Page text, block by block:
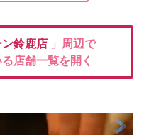
鈴鹿店 」周辺で
店舗一覧を開く